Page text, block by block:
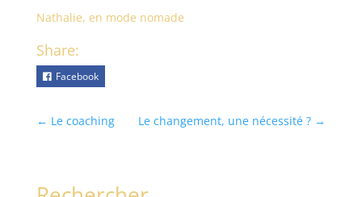
Nathalie, en mode nomade
Share:
Facebook
← Le coaching Le changement, une nécessité ? →